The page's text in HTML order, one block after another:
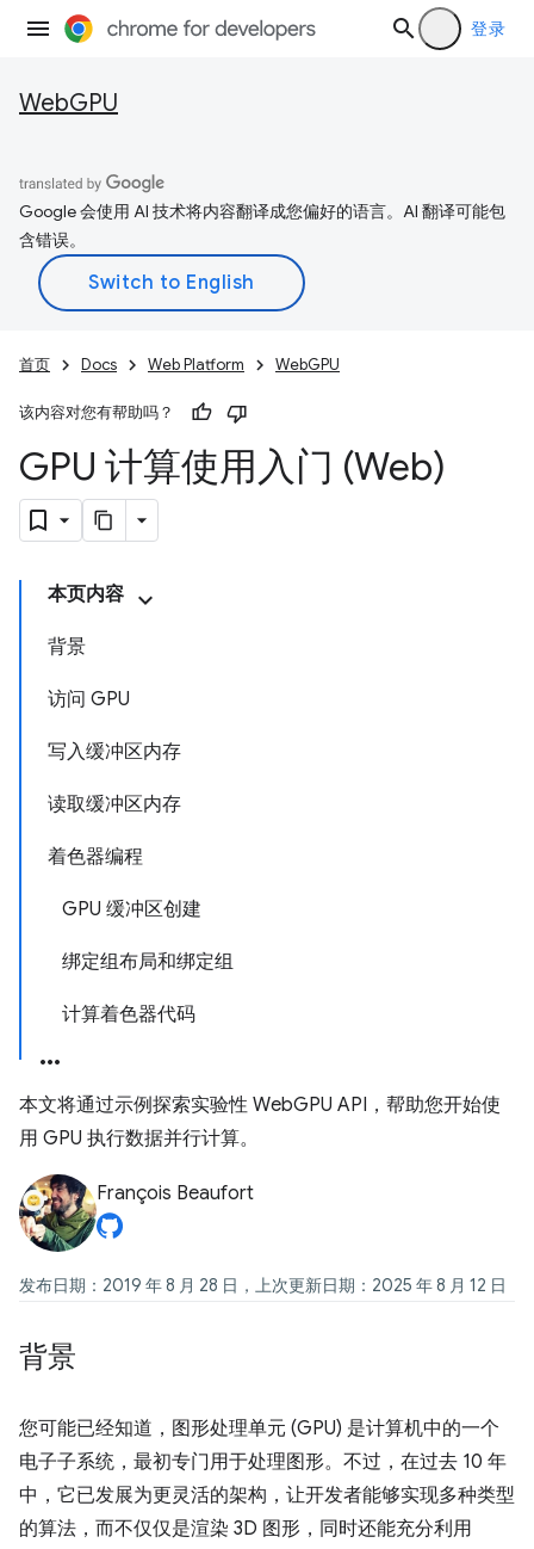
登录
WebGPU
Google 会使用 AI 技术将内容翻译成您偏好的语言。AI 翻译可能包
含错误。
首页 Docs Web Platform WebGPU
该内容对您有帮助吗？
GPU 计算使用入门 (Web)
本页内容
背景
访问 GPU
写入缓冲区内存
读取缓冲区内存
着色器编程
GPU 缓冲区创建
绑定组布局和绑定组
计算着色器代码
本文将通过示例探索实验性 WebGPU API，帮助您开始使
用 GPU 执行数据并行计算。
François Beaufort
发布日期：2019 年 8 月 28 日，上次更新日期：2025 年 8 月 12 日
背景
您可能已经知道，图形处理单元 (GPU) 是计算机中的一个
电子子系统，最初专门用于处理图形。不过，在过去 10 年
中，它已发展为更灵活的架构，让开发者能够实现多种类型
的算法，而不仅仅是渲染 3D 图形，同时还能充分利用